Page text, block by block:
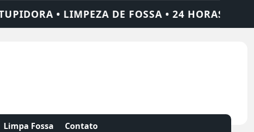
DE FOSSA • 24 HORAS • CHAME QUEM
Limpa Fossa Contato